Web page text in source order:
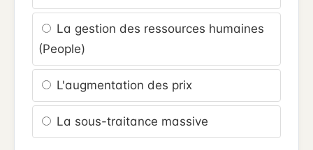
La gestion des ressources humaines
(People)
L'augmentation des prix
La sous-traitance massive